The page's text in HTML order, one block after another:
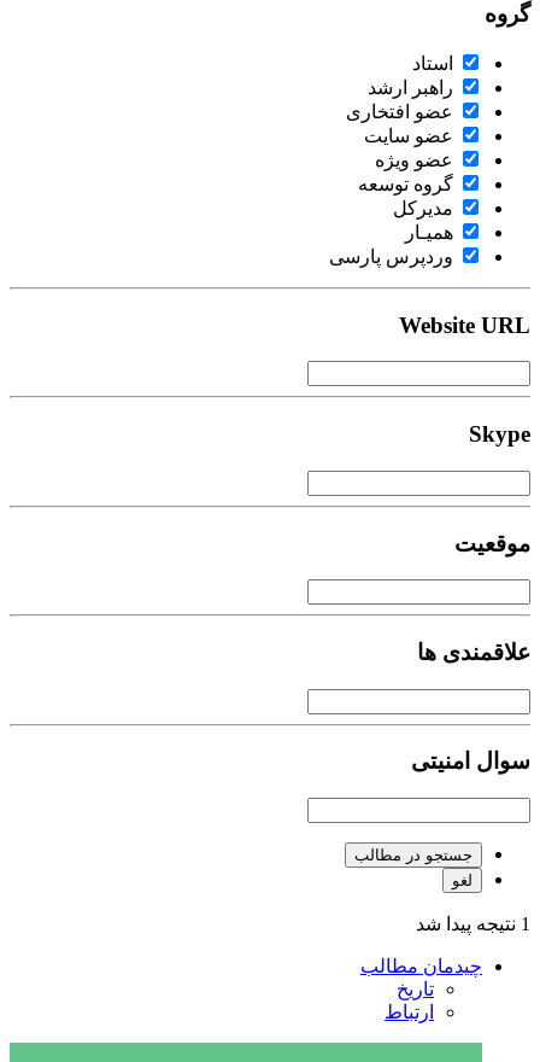
گروه
استاد
راهبر ارشد
عضو افتخاری
عضو سایت
عضو ویژه
گروه توسعه
مدیرکل
همیـار
وردپرس پارسی
Website URL
Skype
موقعیت
علاقمندی ها
سوال امنیتی
جستجو در مطالب
لغو
1 نتیجه پیدا شد
چیدمان مطالب
تاریخ
ارتباط